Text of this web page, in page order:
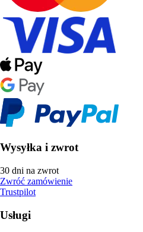
Wysyłka i zwrot
30 dni na zwrot
Zwróć zamówienie
Trustpilot
Usługi